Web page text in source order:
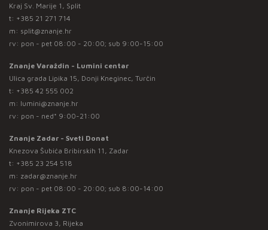
Kraj Sv. Marije 1, Split
t: +385 21 271 714
m: split@znanje.hr
rv: pon - pet 08:00 - 20:00; sub 9:00-15:00
Znanje Varaždin - Lumini centar
Ulica grada Lipika 15, Donji Kneginec, Turčin
t: +385 42 555 002
m: lumini@znanje.hr
rv: pon - ned* 9:00-21:00
Znanje Zadar - Sveti Donat
Knezova Šubića Bribirskih 11, Zadar
t: +385 23 254 518
m: zadar@znanje.hr
rv: pon - pet 08:00 - 20:00; sub 8:00-14:00
Znanje Rijeka ZTC
Zvonimirova 3, Rijeka